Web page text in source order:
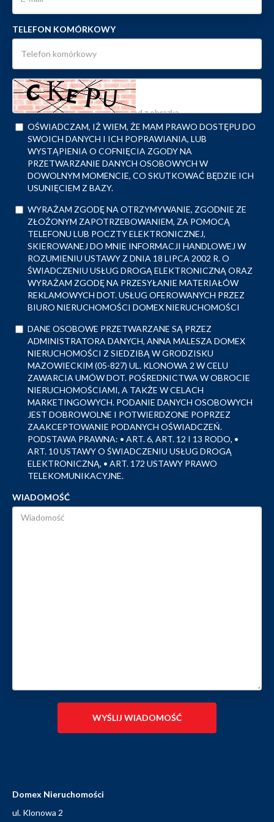
TELEFON KOMÓRKOWY
OŚWIADCZAM, IŻ WIEM, ŻE MAM PRAWO DOSTĘPU DO
SWOICH DANYCH I ICH POPRAWIANIA, LUB
WYSTĄPIENIA O COFNIĘCIA ZGODY NA
PRZETWARZANIE DANYCH OSOBOWYCH W
DOWOLNYM MOMENCIE, CO SKUTKOWAĆ BĘDZIE ICH
USUNIĘCIEM Z BAZY.
WYRAŻAM ZGODĘ NA OTRZYMYWANIE, ZGODNIE ZE
ZŁOŻONYM ZAPOTRZEBOWANIEM, ZA POMOCĄ
TELEFONU LUB POCZTY ELEKTRONICZNEJ,
SKIEROWANEJ DO MNIE INFORMACJI HANDLOWEJ W
ROZUMIENIU USTAWY Z DNIA 18 LIPCA 2002 R. O
ŚWIADCZENIU USŁUG DROGĄ ELEKTRONICZNĄ ORAZ
WYRAŻAM ZGODĘ NA PRZESYŁANIE MATERIAŁÓW
REKLAMOWYCH DOT. USŁUG OFEROWANYCH PRZEZ
BIURO NIERUCHOMOŚCI DOMEX NIERUCHOMOŚCI
DANE OSOBOWE PRZETWARZANE SĄ PRZEZ
ADMINISTRATORA DANYCH, ANNA MALESZA DOMEX
NIERUCHOMOŚCI Z SIEDZIBĄ W GRODZISKU
MAZOWIECKIM (05-827) UL. KLONOWA 2 W CELU
ZAWARCIA UMÓW DOT. POŚREDNICTWA W OBROCIE
NIERUCHOMOŚCIAMI, A TAKŻE W CELACH
MARKETINGOWYCH. PODANIE DANYCH OSOBOWYCH
JEST DOBROWOLNE I POTWIERDZONE POPRZEZ
ZAAKCEPTOWANIE PODANYCH OŚWIADCZEŃ.
PODSTAWA PRAWNA: • ART. 6, ART. 12 I 13 RODO, •
ART. 10 USTAWY O ŚWIADCZENIU USŁUG DROGĄ
ELEKTRONICZNĄ, • ART. 172 USTAWY PRAWO
TELEKOMUNIKACYJNE.
WIADOMOŚĆ
Domex Nieruchomości
ul. Klonowa 2